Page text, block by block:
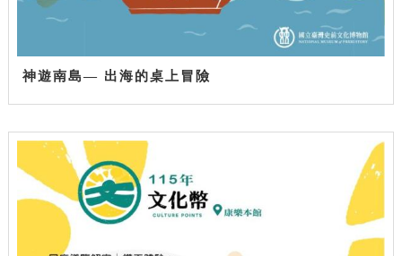
神遊南島— 出海的桌上冒險